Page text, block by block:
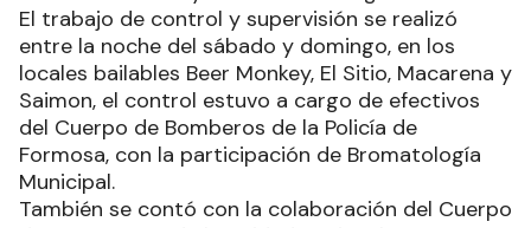
El trabajo de control y supervisión se realizó
entre la noche del sábado y domingo, en los
locales bailables Beer Monkey, El Sitio, Macarena y
Saimon, el control estuvo a cargo de efectivos
del Cuerpo de Bomberos de la Policía de
Formosa, con la participación de Bromatología
Municipal.
También se contó con la colaboración del Cuerpo